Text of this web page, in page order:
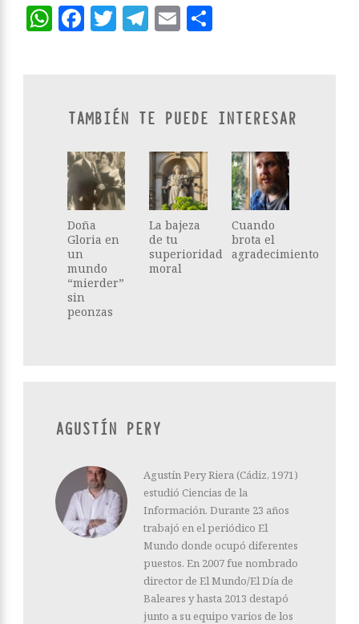
WhatsApp
Facebook
Twitter
Telegram
Email
TAMBIÉN TE PUEDE INTERESAR
Doña
Gloria en
un
mundo
“mierder”
sin
peonzas
La bajeza
de tu
superioridad
moral
Cuando
brota el
agradecimiento
AGUSTÍN PERY
Agustín Pery Riera (Cádiz, 1971)
estudió Ciencias de la
Información. Durante 23 años
trabajó en el periódico El
Mundo donde ocupó diferentes
puestos. En 2007 fue nombrado
director de El Mundo/El Día de
Baleares y hasta 2013 destapó
junto a su equipo varios de los